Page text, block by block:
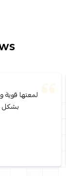
لمعتها
بشكل